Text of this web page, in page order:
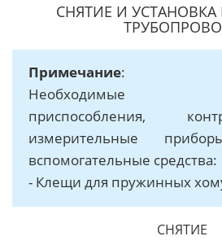
СНЯТИЕ И
Примечание:
Необходимые
приспособления,
измерительные
вспомогательные средства:
- Клещи для пружинных
СНЯТИЕ